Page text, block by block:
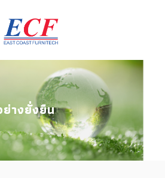
างยั่งยืน